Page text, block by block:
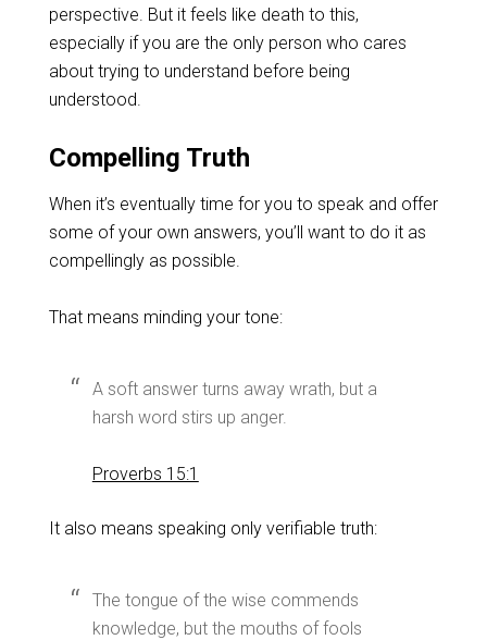
perspective. But it feels like death to this,
especially if you are the only person who cares
about trying to understand before being
understood.
Compelling Truth
When it’s eventually time for you to speak and offer
some of your own answers, you’ll want to do it as
compellingly as possible.
That means minding your tone:
A soft answer turns away wrath, but a
harsh word stirs up anger.
Proverbs 15:1
It also means speaking only verifiable truth:
The tongue of the wise commends
knowledge, but the mouths of fools